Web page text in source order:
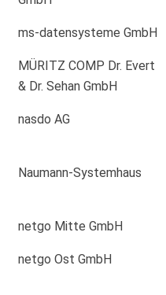
ms-datensysteme GmbH
MÜRITZ COMP Dr. Evert
& Dr. Sehan GmbH
nasdo AG
Naumann-Systemhaus
netgo Mitte GmbH
netgo Ost GmbH